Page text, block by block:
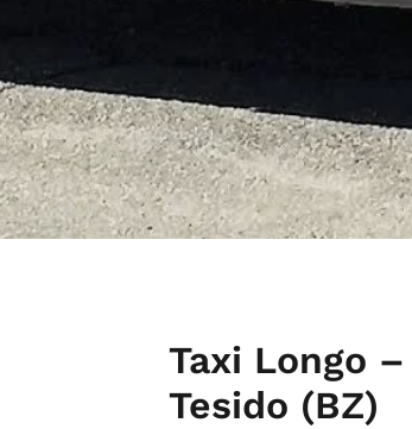
Taxi Longo
Tesido (BZ)